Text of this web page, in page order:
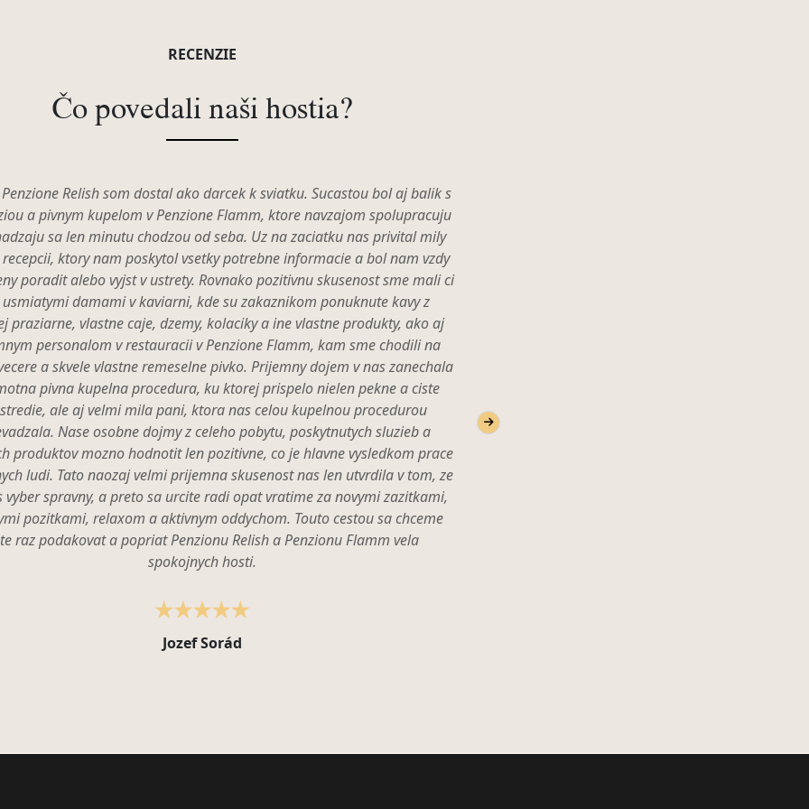
Čo povedali naši hostia?
RECENZIE
Relish som dostal ako darcek k sviatku. Sucastou bol aj balik s
a pivnym kupelom v Penzione Flamm, ktore navzajom spolupracuju
sa len minutu chodzou od seba. Uz na zaciatku nas privital mily
ktory nam poskytol vsetky potrebne informacie a bol nam vzdy
poradit alebo vyjst v ustrety. Rovnako pozitivnu skusenost sme mali ci
usmiatymi damami v kaviarni, kde su zakaznikom ponuknute kavy z
praziarne, vlastne caje, dzemy, kolaciky a ine vlastne produkty, ako aj
personalom v restauracii v Penzione Flamm, kam sme chodili na
a skvele vlastne remeselne pivko. Prijemny dojem v nas zanechala
pivna kupelna procedura, ku ktorej prispelo nielen pekne a ciste
ale aj velmi mila pani, ktora nas celou kupelnou procedurou
Nase osobne dojmy z celeho pobytu, poskytnutych sluzieb a
produktov mozno hodnotit len pozitivne, co je hlavne vysledkom prace
ludi. Tato naozaj velmi prijemna skusenost nas len utvrdila v tom, ze
vyber spravny, a preto sa urcite radi opat vratime za novymi zazitkami,
pozitkami, relaxom a aktivnym oddychom. Touto cestou sa chceme
raz podakovat a popriat Penzionu Relish a Penzionu Flamm vela
spokojnych hosti.
Jozef Sorád